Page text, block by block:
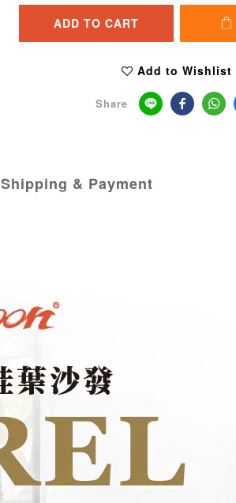
ADD TO CART
Add to Wishlist
Share
Shipping & Payment